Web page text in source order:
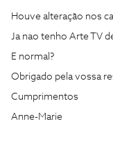
Houve alteração nos
Ja nao tenho Arte TV
E normal?
Obrigado pela vossa
Cumprimentos
Anne-Marie